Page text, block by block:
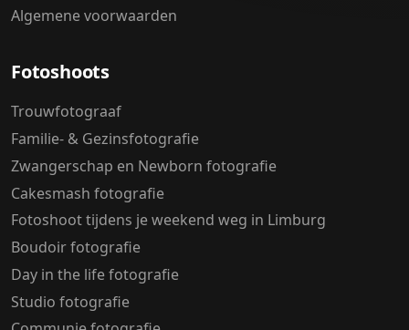
Algemene voorwaarden
Fotoshoots
Trouwfotograaf
Familie- & Gezinsfotografie
Zwangerschap en Newborn fotografie
Cakesmash fotografie
Fotoshoot tijdens je weekend weg in Limburg
Boudoir fotografie
Day in the life fotografie
Studio fotografie